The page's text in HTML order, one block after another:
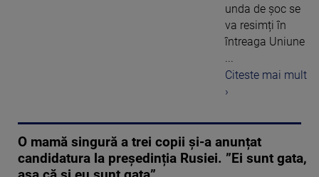
unda de șoc se
va resimți în
întreaga Uniune
Citeste mai mult
›
O mamă singură a trei copii și-a anunțat
candidatura la președinția Rusiei. ”Ei sunt gata,